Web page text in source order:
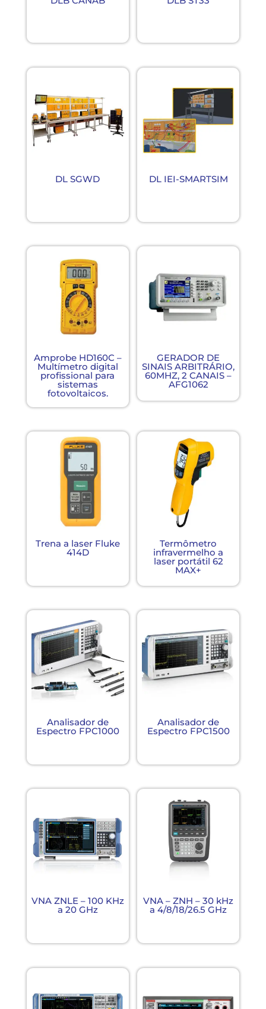
DL SGWD DL IEI-SMARTSIM
Amprobe HD160C –
Multímetro digital
profissional para
sistemas
fotovoltaicos.
GERADOR DE
SINAIS ARBITRÁRIO,
60MHZ, 2 CANAIS –
AFG1062
Trena a laser Fluke
414D
Termômetro
infravermelho a
laser portátil 62
MAX+
Analisador de
Espectro FPC1000
Analisador de
Espectro FPC1500
VNA ZNLE – 100 KHz
a 20 GHz
VNA – ZNH – 30 kHz
a 4/8/18/26.5 GHz